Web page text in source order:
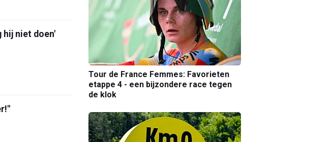
hij niet doen'
Tour de France Femmes: Favorieten
etappe 4 - een bijzondere race tegen
de klok